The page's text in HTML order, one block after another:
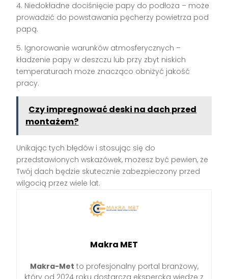
4. Niedokładne dociśnięcie papy do podłoża – może
prowadzić do powstawania pęcherzy powietrza pod
papą.
5. Ignorowanie warunków atmosferycznych –
kładzenie papy w deszczu lub przy zbyt niskich
temperaturach może znacząco obniżyć jakość
pracy.
Czy impregnować deski na dach przed
montażem?
Unikając tych błędów i stosując się do
przedstawionych wskazówek, możesz być pewien, że
Twój dach będzie skutecznie zabezpieczony przed
wilgocią przez wiele lat.
Makra MET
Makra-Met to profesjonalny portal branżowy,